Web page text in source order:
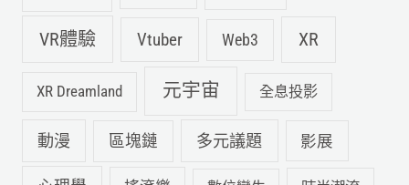
VR體驗 Vtuber Web3 XR
XR Dreamland 元宇宙 全息投影
動漫 區塊鏈 多元議題 影展